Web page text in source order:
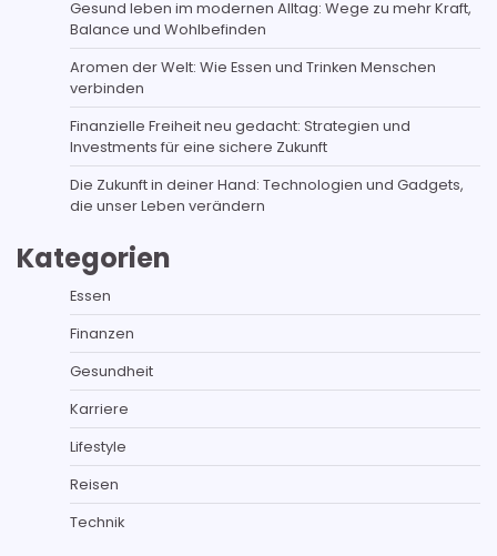
Gesund leben im modernen Alltag: Wege zu mehr Kraft,
Balance und Wohlbefinden
Aromen der Welt: Wie Essen und Trinken Menschen
verbinden
Finanzielle Freiheit neu gedacht: Strategien und
Investments für eine sichere Zukunft
Die Zukunft in deiner Hand: Technologien und Gadgets,
die unser Leben verändern
Kategorien
Essen
Finanzen
Gesundheit
Karriere
Lifestyle
Reisen
Technik